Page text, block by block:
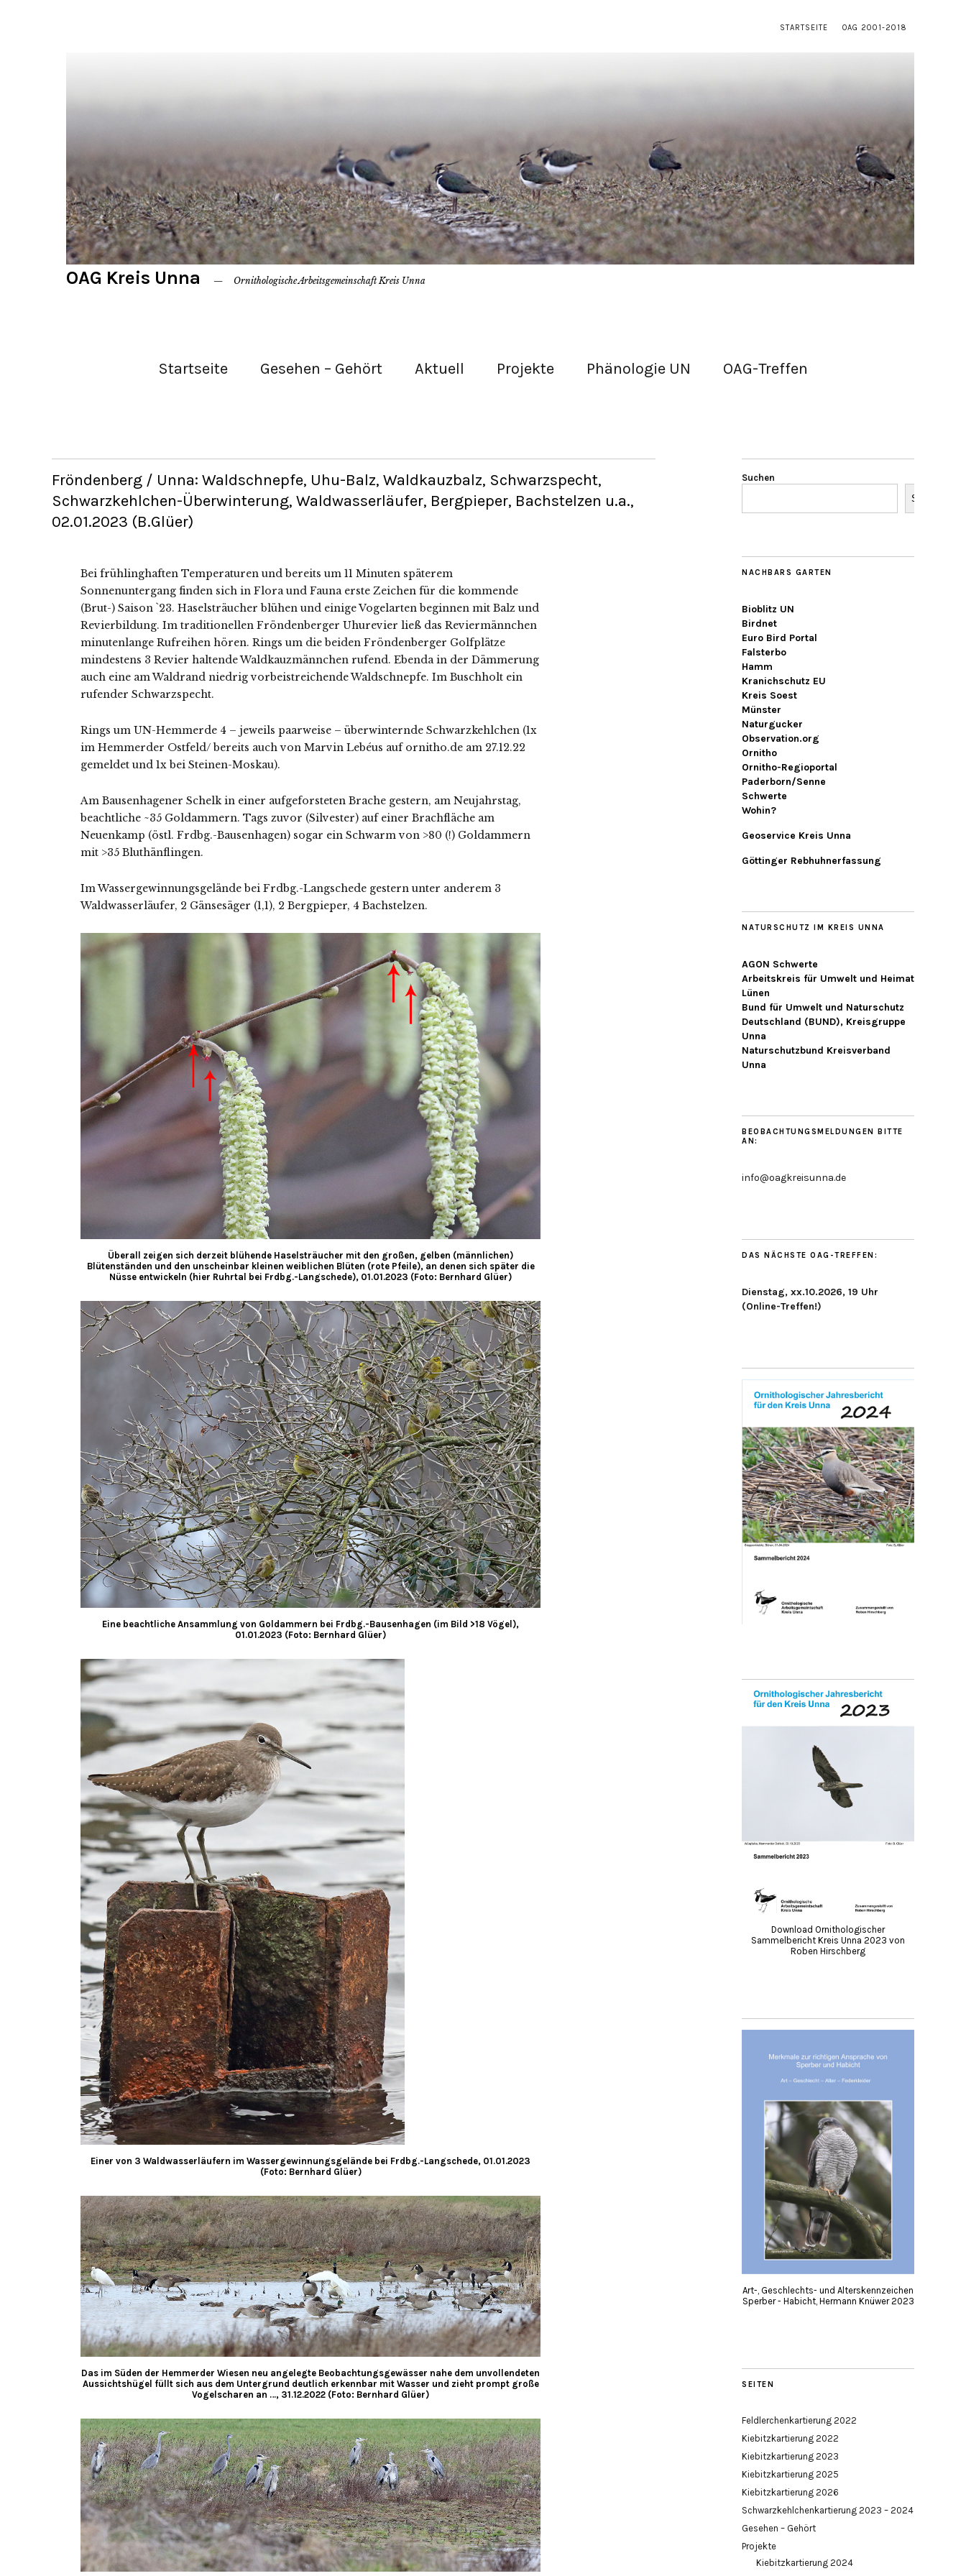
STARTSEITE OAG 2001-2018
OAG Kreis Unna Ornithologische Arbeitsgemeinschaft Kreis Unna
Startseite Gesehen – Gehört Aktuell Projekte Phänologie UN OAG-Treffen
Fröndenberg / Unna: Waldschnepfe, Uhu-Balz, Waldkauzbalz, Schwarzspecht,
Schwarzkehlchen-Überwinterung, Waldwasserläufer, Bergpieper, Bachstelzen u.a.,
02.01.2023 (B.Glüer)
Bei frühlinghaften Temperaturen und bereits um 11 Minuten späterem
Sonnenuntergang finden sich in Flora und Fauna erste Zeichen für die kommende
(Brut-) Saison `23. Haselsträucher blühen und einige Vogelarten beginnen mit Balz und
Revierbildung. Im traditionellen Fröndenberger Uhurevier ließ das Reviermännchen
minutenlange Rufreihen hören. Rings um die beiden Fröndenberger Golfplätze
mindestens 3 Revier haltende Waldkauzmännchen rufend. Ebenda in der Dämmerung
auch eine am Waldrand niedrig vorbeistreichende Waldschnepfe. Im Buschholt ein
rufender Schwarzspecht.
Rings um UN-Hemmerde 4 – jeweils paarweise – überwinternde Schwarzkehlchen (1x
im Hemmerder Ostfeld/ bereits auch von Marvin Lebéus auf ornitho.de am 27.12.22
gemeldet und 1x bei Steinen-Moskau).
Am Bausenhagener Schelk in einer aufgeforsteten Brache gestern, am Neujahrstag,
beachtliche ~35 Goldammern. Tags zuvor (Silvester) auf einer Brachfläche am
Neuenkamp (östl. Frdbg.-Bausenhagen) sogar ein Schwarm von >80 (!) Goldammern
mit >35 Bluthänflingen.
Im Wassergewinnungsgelände bei Frdbg.-Langschede gestern unter anderem 3
Waldwasserläufer, 2 Gänsesäger (1,1), 2 Bergpieper, 4 Bachstelzen.
Überall zeigen sich derzeit blühende Haselsträucher mit den großen, gelben (männlichen)
Blütenständen und den unscheinbar kleinen weiblichen Blüten (rote Pfeile), an denen sich später die
Nüsse entwickeln (hier Ruhrtal bei Frdbg.-Langschede), 01.01.2023 (Foto: Bernhard Glüer)
Eine beachtliche Ansammlung von Goldammern bei Frdbg.-Bausenhagen (im Bild >18 Vögel),
01.01.2023 (Foto: Bernhard Glüer)
Einer von 3 Waldwasserläufern im Wassergewinnungsgelände bei Frdbg.-Langschede, 01.01.2023
(Foto: Bernhard Glüer)
Das im Süden der Hemmerder Wiesen neu angelegte Beobachtungsgewässer nahe dem unvollendeten
Aussichtshügel füllt sich aus dem Untergrund deutlich erkennbar mit Wasser und zieht prompt große
Vogelscharen an …, 31.12.2022 (Foto: Bernhard Glüer)
Suchen
Suchen
NACHBARS GARTEN
Bioblitz UN
Birdnet
Euro Bird Portal
Falsterbo
Hamm
Kranichschutz EU
Kreis Soest
Münster
Naturgucker
Observation.org
Ornitho
Ornitho-Regioportal
Paderborn/Senne
Schwerte
Wohin?
Geoservice Kreis Unna
Göttinger Rebhuhnerfassung
NATURSCHUTZ IM KREIS UNNA
AGON Schwerte
Arbeitskreis für Umwelt und Heimat
Lünen
Bund für Umwelt und Naturschutz
Deutschland (BUND), Kreisgruppe
Unna
Naturschutzbund Kreisverband
Unna
BEOBACHTUNGSMELDUNGEN BITTE
AN:
info@oagkreisunna.de
DAS NÄCHSTE OAG-TREFFEN:
Dienstag, xx.10.2026, 19 Uhr
(Online-Treffen!)
Download Ornithologischer
Sammelbericht Kreis Unna 2023 von
Roben Hirschberg
Art-, Geschlechts- und Alterskennzeichen
Sperber - Habicht, Hermann Knüwer 2023
SEITEN
Feldlerchenkartierung 2022
Kiebitzkartierung 2022
Kiebitzkartierung 2023
Kiebitzkartierung 2025
Kiebitzkartierung 2026
Schwarzkehlchenkartierung 2023 – 2024
Gesehen – Gehört
Projekte
Kiebitzkartierung 2024